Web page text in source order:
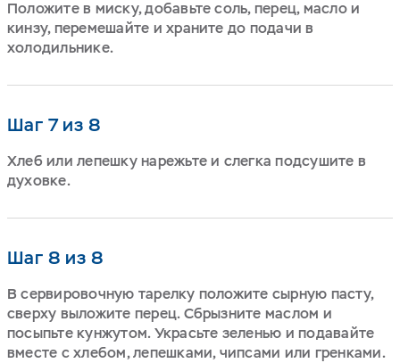
Положите в миску, добавьте соль, перец, масло и
кинзу, перемешайте и храните до подачи в
холодильнике.
Шаг 7 из 8
Хлеб или лепешку нарежьте и слегка подсушите в
духовке.
Шаг 8 из 8
В сервировочную тарелку положите сырную пасту,
сверху выложите перец. Сбрызните маслом и
посыпьте кунжутом. Украсьте зеленью и подавайте
вместе с хлебом, лепешками, чипсами или гренками.